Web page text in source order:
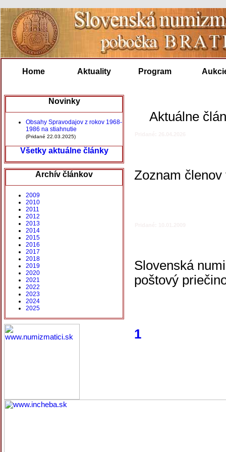
Home Aktuality Program
Aktuálne
Zoznam
Slovenská
poštový
1
Novinky
Obsahy Spravodajov z rokov 1968-
1986 na stiahnutie
(Pridané 22.03.2025)
Všetky aktuálne články
Archív článkov
2009
2010
2011
2012
2013
2014
2015
2016
2017
2018
2019
2020
2021
2022
2023
2024
2025